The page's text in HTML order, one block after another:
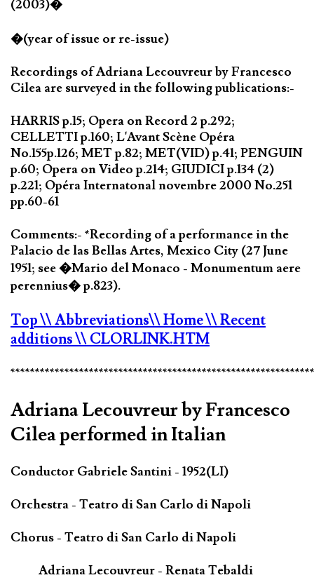
(2003)�
�(year of issue or re-issue)
Recordings of Adriana Lecouvreur by Francesco
Cilea are surveyed in the following publications:-
HARRIS p.15; Opera on Record 2 p.292;
CELLETTI p.160; L'Avant Scène Opéra
No.155p.126; MET p.82; MET(VID) p.41; PENGUIN
p.60; Opera on Video p.214; GIUDICI p.134 (2)
p.221; Opéra Internatonal novembre 2000 No.251
pp.60-61
Comments:- *Recording of a performance in the
Palacio de las Bellas Artes, Mexico City (27 June
1951; see �Mario del Monaco - Monumentum aere
perennius� p.823).
Top\\ Abbreviations\\ Home\\ Recent
additions\\ CLORLINK.HTM
Adriana Lecouvreur by Francesco
Cilea performed in Italian
Conductor Gabriele Santini - 1952(LI)
Orchestra - Teatro di San Carlo di Napoli
Chorus - Teatro di San Carlo di Napoli
Adriana Lecouvreur - Renata Tebaldi